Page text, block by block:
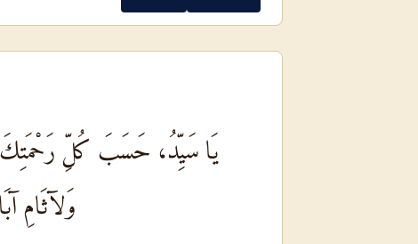
يَا سَيِّدُ، حَسَبَ كُلِّ رَحْمَتِكَ
وَلآثَامِ